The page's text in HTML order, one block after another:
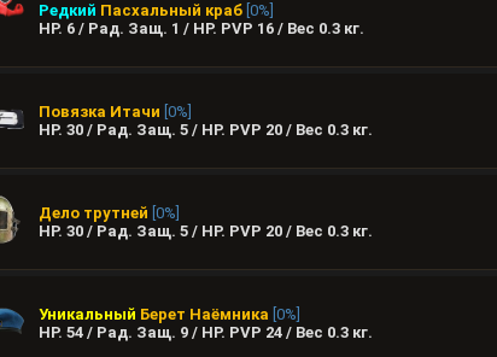
Редкий Пасхальный краб [0%]
HP. 6 / Рад. Защ. 1 / HP. PVP 16 / Вес 0.3 кг.
Повязка Итачи [0%]
HP. 30 / Рад. Защ. 5 / HP. PVP 20 / Вес 0.3 кг.
Дело трутней [0%]
HP. 30 / Рад. Защ. 5 / HP. PVP 20 / Вес 0.3 кг.
Уникальный Берет Наёмника [0%]
HP. 54 / Рад. Защ. 9 / HP. PVP 24 / Вес 0.3 кг.